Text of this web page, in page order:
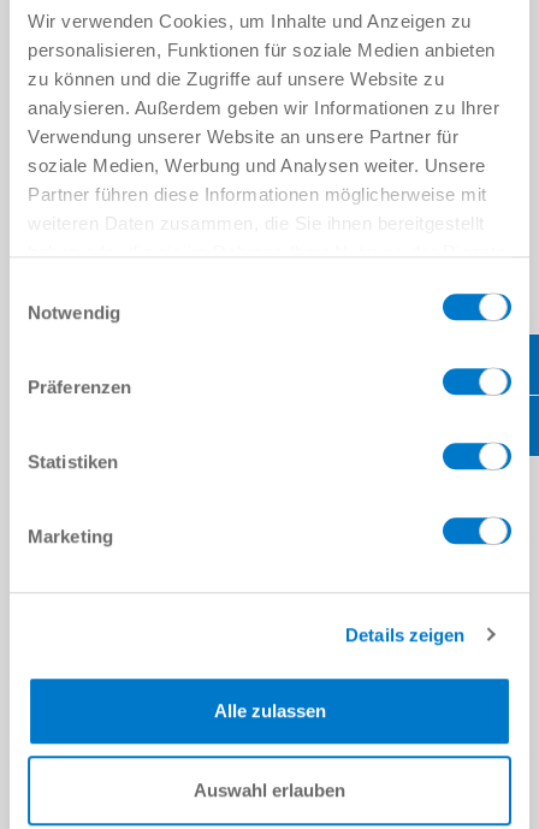
Wir verwenden Cookies, um Inhalte und Anzeigen zu
personalisieren, Funktionen für soziale Medien anbieten
zu können und die Zugriffe auf unsere Website zu
analysieren. Außerdem geben wir Informationen zu Ihrer
Verwendung unserer Website an unsere Partner für
soziale Medien, Werbung und Analysen weiter. Unsere
Partner führen diese Informationen möglicherweise mit
weiteren Daten zusammen, die Sie ihnen bereitgestellt
Notwendig
Präferenzen
Statistiken
Marketing
Details zeigen
Alle zulassen
Auswahl erlauben
Kein zusätzlicher Aktor erforderlich
PNEUMATISCH
SERIEN WPR5000 UND WWR1000
Vollautomatisierter Wechselprozess
Nutzt doppeltwirkendende, federvorgespannte
pneumatischen Kolben für höhere Kräfte und
Maximale Sicherheit dank mechanischer Selbsthemmung
TIPP:Nutzen Sie unseren Produktfilter, um den richtigen
WERKZEUGWECHSLER DER ZIMMER GROUP
UNSER KNOW-HOW - IHRE VORTEILE:
erzeugt durch die Kombination von Federspeicher und
mechanische Selbsthemmung, garantiert Ihnen maximale